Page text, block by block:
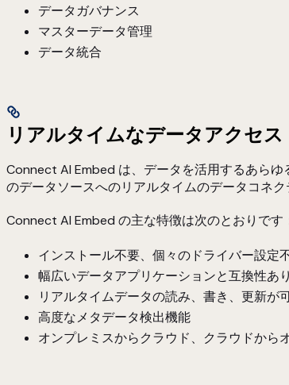
データガバナンス
マスターデータ管理
データ統合
リアルタイムなデータアクセス
Connect AI Embed は、データを活用するあら
のデータソースへのリアルタイムのデータコネク
Connect AI Embed の主な特徴は次のとおりです
インストール不要、個々のドライバー設定
幅広いデータアプリケーションと互換性あり
リアルタイムデータの読み、書き、更新が
高度なメタデータ検出機能
オンプレミスからクラウド、クラウドから